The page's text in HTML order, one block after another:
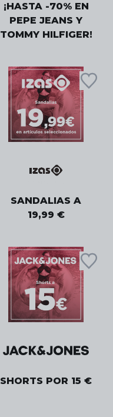
¡HASTA -70% EN
PEPE JEANS Y
TOMMY HILFIGER!
SANDALIAS A
19,99 €
SHORTS POR 15 €